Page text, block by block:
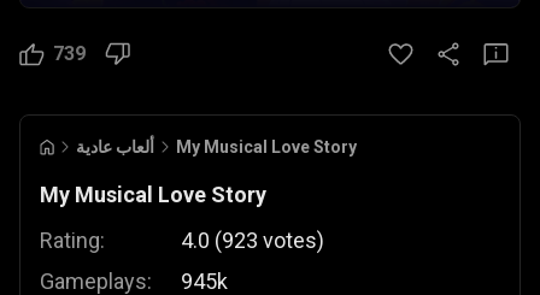
739
ألعاب عادية My Musical Love Story
My Musical Love Story
Rating:
Gameplays:
4.0 (923 votes)
945k